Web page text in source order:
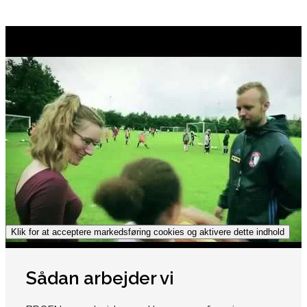
Sådan arbejder vi
Klik for at acceptere markedsføring cookies og aktivere dette indhold